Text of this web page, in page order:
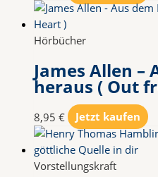
Hörbücher
James Allen –
heraus ( Out
8,95 € Jetzt kaufen
Vorstellungskraft